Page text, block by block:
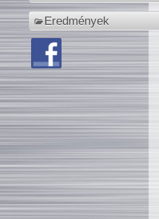
Eredmények